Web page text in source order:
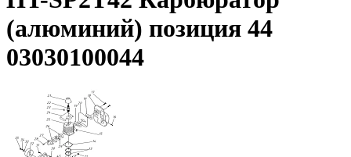
(алюминий) позиция 44
03030100044